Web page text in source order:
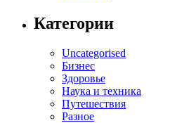
Категории
Uncategorised
Бизнес
Здоровье
Наука и техника
Путешествия
Разное